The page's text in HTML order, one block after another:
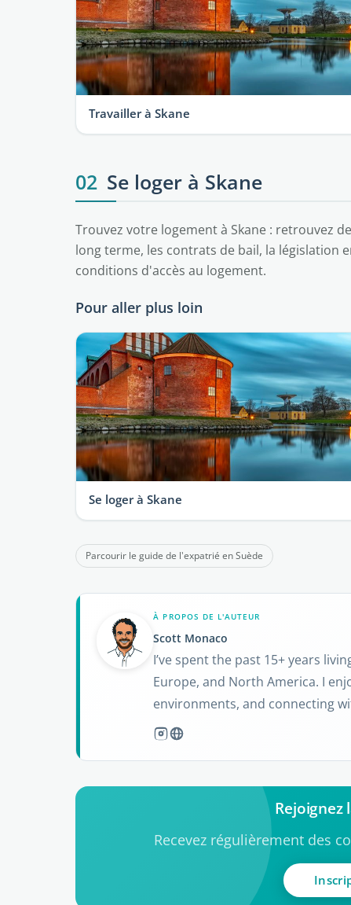
Travailler à Skane
02 Se loger à Skane
Trouvez votre logement à Skane : retrouvez
long terme, les contrats de bail, la législation
conditions d'accès au logement.
Pour aller plus loin
Se loger à Skane
Parcourir le guide de l'expatrié en Suède
À PROPOS DE L'AUTEUR
Scott Monaco
I’ve spent the past 15+ years
Europe, and North America. I
environments, and connecting
Rejoignez
Recevez régulièrement des